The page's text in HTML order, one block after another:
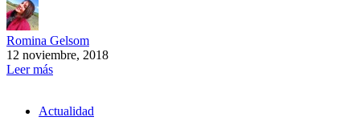
Romina Gelsom
12 noviembre, 2018
Leer más
Actualidad